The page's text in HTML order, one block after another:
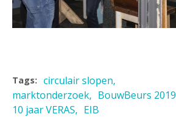
Tags: circulair slopen
marktonderzoek
BouwBeurs 2019
10 jaar VERAS
EIB